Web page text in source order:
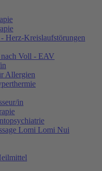
Herz-Kreislaufstörungen
Voll - EAV
Allergien
in
Lomi Lomi Nui